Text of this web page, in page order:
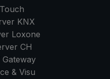
KNX
Loxone
CH
Gateway
& Visu